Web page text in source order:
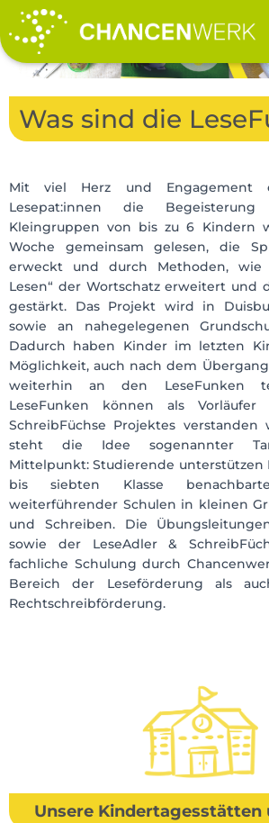
Was sind die
Mit viel Herz und Engagement
Lesepat:innen die
Kleingruppen von bis zu 6 Kindern
Woche gemeinsam gelesen, die
erweckt und durch Methoden, wie
Lesen“ der Wortschatz erweitert und
gestärkt. Das Projekt wird in
sowie an nahegelegenen
Dadurch haben Kinder im letzten
Möglichkeit, auch nach dem
weiterhin an den LeseFunken
LeseFunken können als
SchreibFüchse Projektes
steht die Idee sogenannter
Mittelpunkt: Studierende unterstützen
bis siebten Klasse
weiterführender Schulen in kleinen
und Schreiben. Die
sowie der LeseAdler &
fachliche Schulung durch
Bereich der Leseförderung als
Rechtschreibförderung.
Unsere Kindertagesstätten